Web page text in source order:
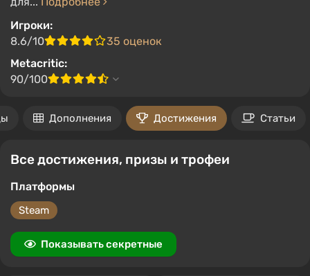
Игроки:
8.6/10
35 оценок
Metacritic:
90/100
Дополнения Достижения Статьи
Все достижения, призы и трофеи
Платформы
Steam
Показывать секретные